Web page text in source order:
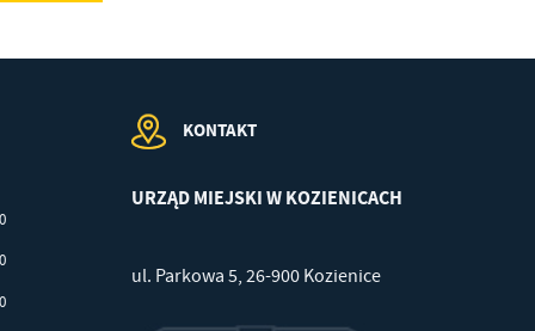
KONTAKT
URZĄD MIEJSKI W KOZIENICACH
ul. Parkowa 5, 26-900 Kozienice